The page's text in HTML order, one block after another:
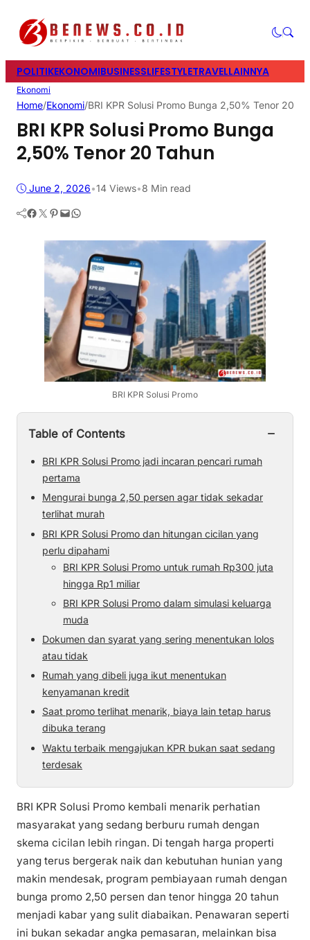
POLITIKEKONOMIBUSINESSLIFESTYLETRAVELLAINNYA
Ekonomi
Home/Ekonomi/BRI KPR Solusi Promo Bunga 2,50% Tenor 20
BRI KPR Solusi Promo Bunga
2,50% Tenor 20 Tahun
June 2, 2026•14 Views•8 Min read
Facebook Twitter Pinterest Mail WhatsApp
BRI KPR Solusi Promo
Table of Contents −
BRI KPR Solusi Promo jadi incaran pencari rumah
pertama
Mengurai bunga 2,50 persen agar tidak sekadar
terlihat murah
BRI KPR Solusi Promo dan hitungan cicilan yang
perlu dipahami
BRI KPR Solusi Promo untuk rumah Rp300 juta
hingga Rp1 miliar
BRI KPR Solusi Promo dalam simulasi keluarga
muda
Dokumen dan syarat yang sering menentukan lolos
atau tidak
Rumah yang dibeli juga ikut menentukan
kenyamanan kredit
Saat promo terlihat menarik, biaya lain tetap harus
dibuka terang
Waktu terbaik mengajukan KPR bukan saat sedang
terdesak
BRI KPR Solusi Promo kembali menarik perhatian
masyarakat yang sedang berburu rumah dengan
skema cicilan lebih ringan. Di tengah harga properti
yang terus bergerak naik dan kebutuhan hunian yang
makin mendesak, program pembiayaan rumah dengan
bunga promo 2,50 persen dan tenor hingga 20 tahun
menjadi kabar yang sulit diabaikan. Penawaran seperti
ini bukan sekadar angka pemasaran, melainkan bisa